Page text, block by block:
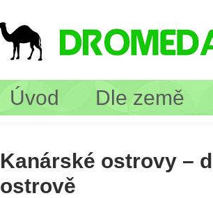
Úvod Dle země
Kanárské ostrovy –
ostrově